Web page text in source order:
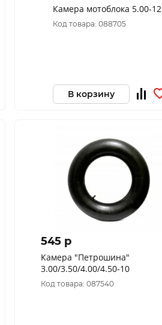
Камера мотоблока 5.00-12
Код товара: 088705
В корзину
545 p
Камера "Петрошина"
3.00/3.50/4.00/4.50-10
Код товара: 087540